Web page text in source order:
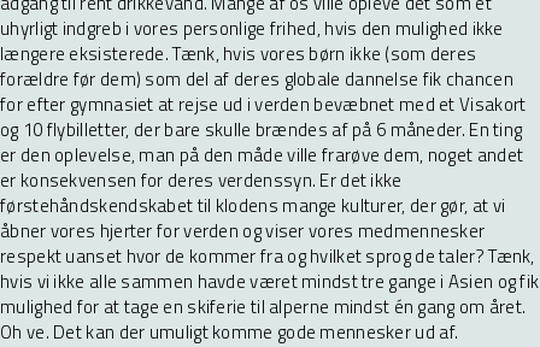
uhyrligt indgreb i vores personlige frihed, hvis den mulighed ikke
længere eksisterede. Tænk, hvis vores børn ikke (som deres
forældre før dem) som del af deres globale dannelse fik chancen
for efter gymnasiet at rejse ud i verden bevæbnet med et Visakort
og 10 flybilletter, der bare skulle brændes af på 6 måneder. En ting
er den oplevelse, man på den måde ville frarøve dem, noget andet
er konsekvensen for deres verdenssyn. Er det ikke
førstehåndskendskabet til klodens mange kulturer, der gør, at vi
åbner vores hjerter for verden og viser vores medmennesker
respekt uanset hvor de kommer fra og hvilket sprog de taler? Tænk,
hvis vi ikke alle sammen havde været mindst tre gange i Asien og fik
mulighed for at tage en skiferie til alperne mindst én gang om året.
Oh ve. Det kan der umuligt komme gode mennesker ud af.